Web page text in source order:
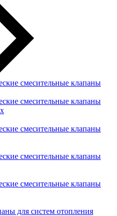
смесительные клапаны
смесительные клапаны
смесительные клапаны
смесительные клапаны
смесительные клапаны
для систем отопления